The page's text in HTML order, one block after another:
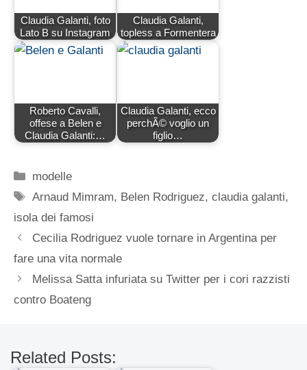
Claudia Galanti, foto
Lato B su Instagram
Claudia Galanti,
topless a Formentera
Roberto Cavalli,
offese a Belen e
Claudia Galanti:…
Claudia Galanti, ecco
perchÃ© voglio un
figlio…
Categorie
modelle
Tag
Arnaud Mimram, Belen Rodriguez,claudia galanti,
isola dei famosi
Cecilia Rodriguez vuole tornare in Argentina per
fare una vita normale
Melissa Satta infuriata su Twitter per i cori razzisti
contro Boateng
Related Posts: